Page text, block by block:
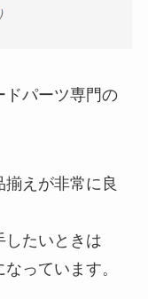
ドパーツ専門の
えが非常に良
したいときは
っています。